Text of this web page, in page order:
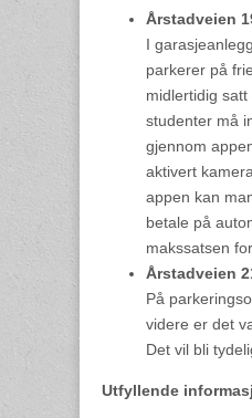
Årstadveien
I
parkerer på
midlertidig
studenter må
gjennom
aktivert
appen kan
betale på
makssatsen
Årstadveien
På
videre er det
Det vil bli
Utfyllende